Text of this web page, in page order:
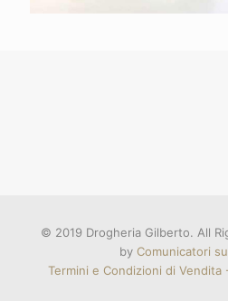
© 2019 Drogheria Gilberto. All
by Comunicatori
Termini e Condizioni di Vendita